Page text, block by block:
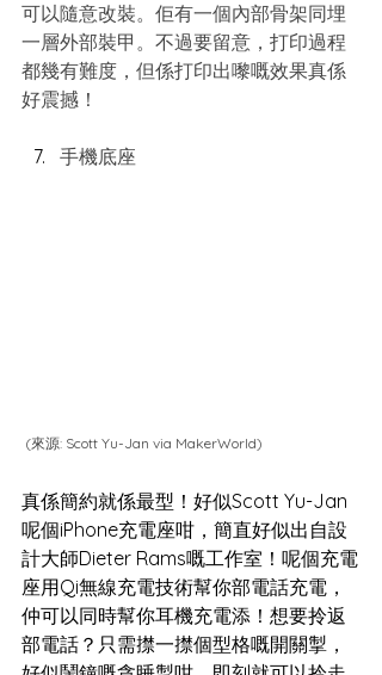
可以隨意改裝。佢有一個內部骨架同埋
一層外部裝甲。不過要留意，打印過程
都幾有難度，但係打印出嚟嘅效果真係
好震撼！
手機底座
(來源: Scott Yu-Jan via MakerWorld)
真係簡約就係最型！好似Scott Yu-Jan
呢個iPhone充電座咁，簡直好似出自設
計大師Dieter Rams嘅工作室！呢個充電
座用Qi無線充電技術幫你部電話充電，
仲可以同時幫你耳機充電添！想要拎返
部電話？只需㩒一㩒個型格嘅開關掣，